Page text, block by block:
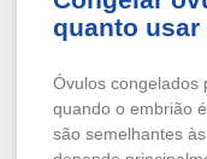
quanto
Óvulos congelados
quando o embrião
são semelhantes